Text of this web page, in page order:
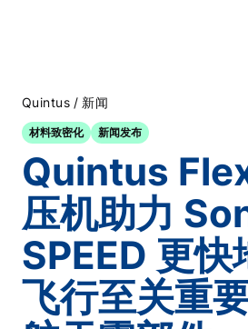
Quintus / 新闻
材料致密化 新闻发布
Quintus
压机助力
SPEED 更快
飞行至关重